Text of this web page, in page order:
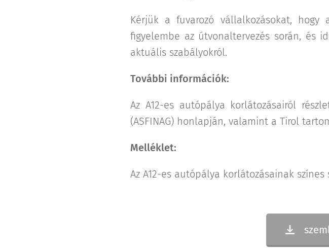
Kérjük a fuvarozó vállalkozásokat,
figyelembe az útvonaltervezés során, és
aktuális szabályokról.
További információk:
Az A12-es autópálya korlátozásairól
(ASFINAG) honlapján, valamint a Tirol
Melléklet:
Az A12-es autópálya korlátozásainak